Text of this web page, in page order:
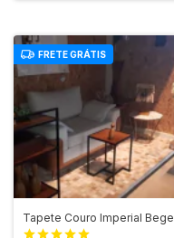
FRETE GRÁTIS
Tapete Couro Imperial Bege